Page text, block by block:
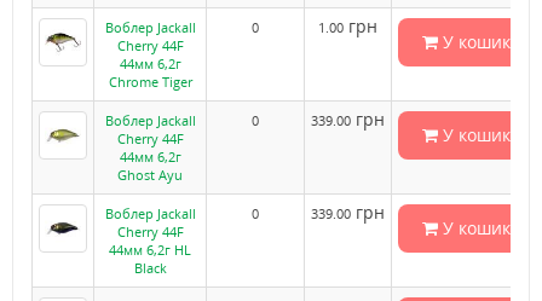
Воблер Jackall
Cherry 44F
44мм 6,2г
Chrome Tiger
0 1.00 грн
У кошик
Воблер Jackall
Cherry 44F
44мм 6,2г
Ghost Ayu
0 339.00 грн
У кошик
Воблер Jackall
Cherry 44F
44мм 6,2г HL
Black
0 339.00 грн
У кошик